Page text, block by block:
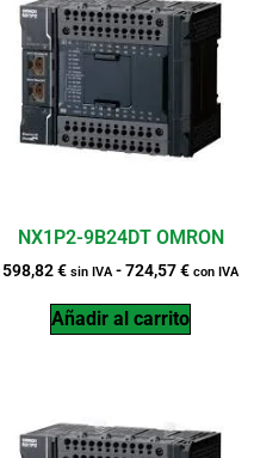
NX1P2-9B24DT OMRON
598,82€ sin IVA-724,57€ con IVA
Añadir al carrito